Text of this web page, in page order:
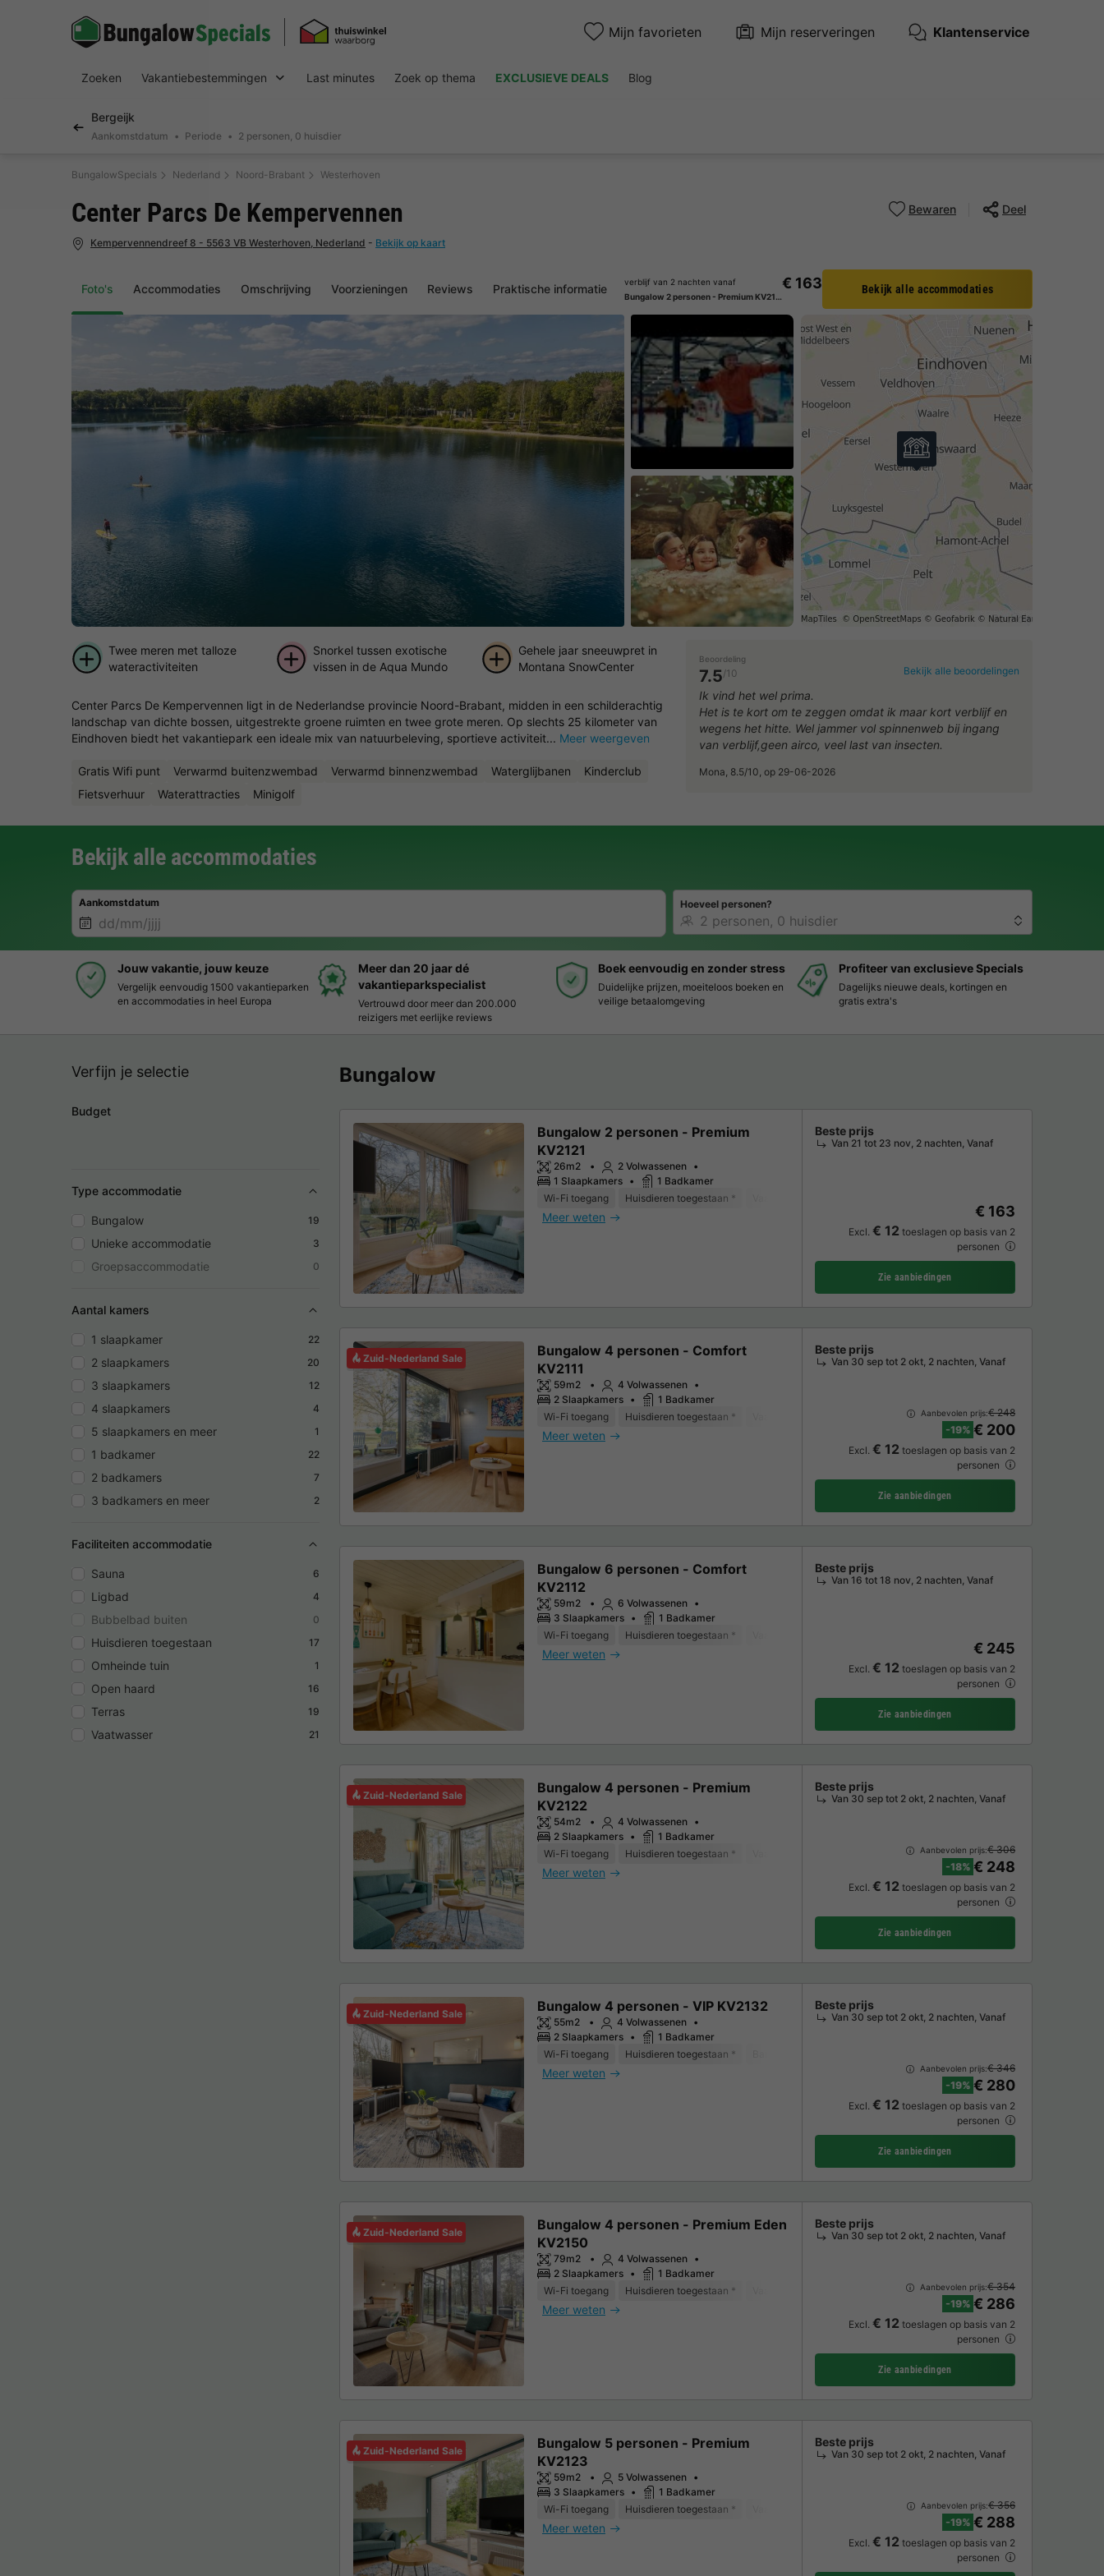
Mijn favorieten Mijn reserveringen Klantenservice
Zoeken Vakantiebestemmingen Last minutes Zoek op thema EXCLUSIEVE DEALS Blog
Bergeijk
Aankomstdatum Periode 2 personen, 0 huisdier
BungalowSpecials Nederland Noord-Brabant Westerhoven
Foto's Accommodaties Omschrijving Voorzieningen Reviews Praktische informatie
verblijf van 2 nachten vanaf
Bungalow 2 personen - Premium KV2121
€ 163 Bekijk alle accommodaties
Center Parcs De Kempervennen Bewaren Deel
Kempervennendreef 8 - 5563 VB Westerhoven, Nederland - Bekijk op kaart
Speel de video af
foto's
Beoordeling
7.5/10 Bekijk alle beoordelingen
Ik vind het wel prima.
Het is te kort om te zeggen omdat ik maar kort verblijf en
wegens het hitte. Wel jammer vol spinnenweb bij ingang
van verblijf,geen airco, veel last van insecten.
Mona, 8.5/10, op 29-06-2026
Twee meren met talloze
wateractiviteiten
Snorkel tussen exotische
vissen in de Aqua Mundo
Gehele jaar sneeuwpret in
Montana SnowCenter
Center Parcs De Kempervennen ligt in de Nederlandse provincie Noord-Brabant, midden in een schilderachtig
landschap van dichte bossen, uitgestrekte groene ruimten en twee grote meren. Op slechts 25 kilometer van
Eindhoven biedt het vakantiepark een ideale mix van natuurbeleving, sportieve activiteit... Meer weergeven
Gratis Wifi punt Verwarmd buitenzwembad Verwarmd binnenzwembad Waterglijbanen
Kinderclub
Fietsverhuur
Waterattracties Minigolf
Bekijk alle accommodaties
Aankomstdatum Hoeveel personen?
Jouw vakantie, jouw keuze
Vergelijk eenvoudig 1500 vakantieparken
en accommodaties in heel Europa
Meer dan 20 jaar dé
vakantieparkspecialist
Vertrouwd door meer dan 200.000
reizigers met eerlijke reviews
Boek eenvoudig en zonder stress
Duidelijke prijzen, moeiteloos boeken en
veilige betaalomgeving
Profiteer van exclusieve Specials
Dagelijks nieuwe deals, kortingen en
gratis extra's
Verfijn je selectie
Budget
Type accommodatie
Bungalow 19
Unieke accommodatie 3
Groepsaccommodatie 0
Aantal kamers
1 slaapkamer 22
2 slaapkamers 20
3 slaapkamers 12
4 slaapkamers 4
5 slaapkamers en meer 1
1 badkamer 22
2 badkamers 7
3 badkamers en meer 2
Faciliteiten accommodatie
Sauna 6
Ligbad 4
Bubbelbad buiten 0
Huisdieren toegestaan 17
Omheinde tuin 1
Open haard 16
Terras 19
Vaatwasser 21
Bungalow
Bungalow 2 personen - Premium
KV2121
26m2
2 Volwassenen
1 Slaapkamers
1 Badkamer
Wi-Fi toegang
Huisdieren toegestaan *
Meer weten
Beste prijs
Van 21 tot 23 nov, 2 nachten, Vanaf
€ 163
Excl. € 12 toeslagen op basis van 2
personen
Zie aanbiedingen
Zuid-Nederland Sale
Bungalow 4 personen - Comfort
KV2111
59m2
4 Volwassenen
2 Slaapkamers
1 Badkamer
Wi-Fi toegang
Huisdieren toegestaan * Tuinmeubelen Magnetron
Meer weten
Beste prijs
Van 30 sep tot 2 okt, 2 nachten, Vanaf
Aanbevolen prijs:€ 248
-19% € 200
Excl. € 12 toeslagen op basis van 2
personen
Zie aanbiedingen
Bungalow 6 personen - Comfort
KV2112
59m2
6 Volwassenen
3 Slaapkamers
1 Badkamer
Wi-Fi toegang
Huisdieren toegestaan *
Meer weten
Beste prijs
Van 16 tot 18 nov, 2 nachten, Vanaf
€ 245
Excl. € 12 toeslagen op basis van 2
personen
Zie aanbiedingen
Zuid-Nederland Sale
Bungalow 4 personen - Premium
KV2122
54m2
4 Volwassenen
2 Slaapkamers
1 Badkamer
Wi-Fi toegang
Huisdieren toegestaan * Tuinmeubelen Magnetron
Meer weten
Beste prijs
Van 30 sep tot 2 okt, 2 nachten, Vanaf
Aanbevolen prijs:€ 306
-18% € 248
Excl. € 12 toeslagen op basis van 2
personen
Zie aanbiedingen
Zuid-Nederland Sale Bungalow 4 personen - VIP KV2132
55m2
4 Volwassenen
2 Slaapkamers
1 Badkamer
Wi-Fi toegang
Huisdieren toegestaan *
Meer weten
Beste prijs
Van 30 sep tot 2 okt, 2 nachten, Vanaf
Aanbevolen prijs:€ 346
-19% € 280
Excl. € 12 toeslagen op basis van 2
personen
Zie aanbiedingen
Zuid-Nederland Sale
Bungalow 4 personen - Premium Eden
KV2150
79m2
4 Volwassenen
2 Slaapkamers
1 Badkamer
Wi-Fi toegang
Huisdieren toegestaan * Tuinmeubelen Magnetron
Meer weten
Beste prijs
Van 30 sep tot 2 okt, 2 nachten, Vanaf
Aanbevolen prijs:€ 354
-19% € 286
Excl. € 12 toeslagen op basis van 2
personen
Zie aanbiedingen
Zuid-Nederland Sale
Bungalow 5 personen - Premium
KV2123
59m2
5 Volwassenen
3 Slaapkamers
1 Badkamer
Wi-Fi toegang
Huisdieren toegestaan * Tuinmeubelen Magnetron
Meer weten
Beste prijs
Van 30 sep tot 2 okt, 2 nachten, Vanaf
Aanbevolen prijs:€ 356
-19% € 288
Excl. € 12 toeslagen op basis van 2
personen